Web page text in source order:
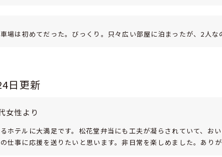
場は初めてだった。びっくり。只々広い部屋に泊まったが、2人な
日更新
女性より
ホテルに大満足です。松花堂弁当にも工夫が凝らされていて、お
仕事に応援を送りたいと思います。非日常を楽しめました。ありが